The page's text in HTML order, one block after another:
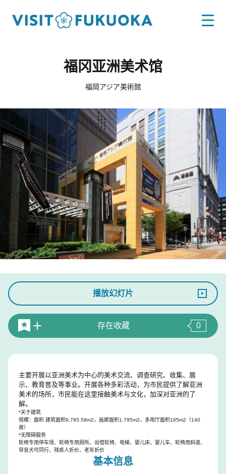
福冈亚洲美术馆
福岡アジア美術館
播放幻灯片
存在收藏 0
主要开展以亚洲美术为中心的美术交流、调查研究、收集、展
示、教育普及等事业。开展各种多彩活动，为市民提供了解亚洲
美术的场所，市民能在这里接触美术与文化，加深对亚洲的了
解。
*关于建筑
规模：面积 建筑面积9,785.58m2，画廊面积1,795m2，多用厅面积165m2（140
席）
*无障碍服务
轮椅专用停车场、轮椅专用厕所、出借轮椅、电梯、婴儿床、婴儿车、轮椅用斜道、
导盲犬可同行、残疾人折价、老年折价
基本信息